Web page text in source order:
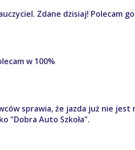
Zdane dzisiaj! Polecam
w 100%
sprawia, że jazda już nie jest
"Dobra Auto Szkoła".